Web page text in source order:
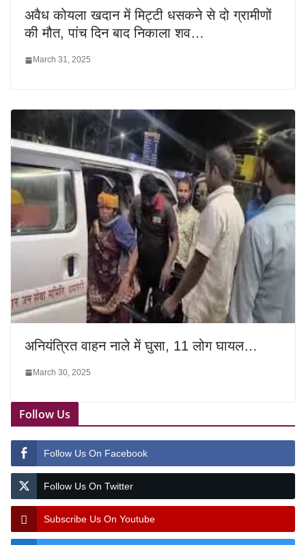
अवैध कोयला खदान में मिट्टी धसकने से दो ग्रामीणों
की मौत, पांच दिन बाद निकाला शव…
March 31, 2025
अनियंत्रित वाहन नाले में घुसा, 11 लोग घायल…
March 30, 2025
Follow Us
Follow Us On Facebook
Follow Us On Twitter
Subscribe Us On Youtube